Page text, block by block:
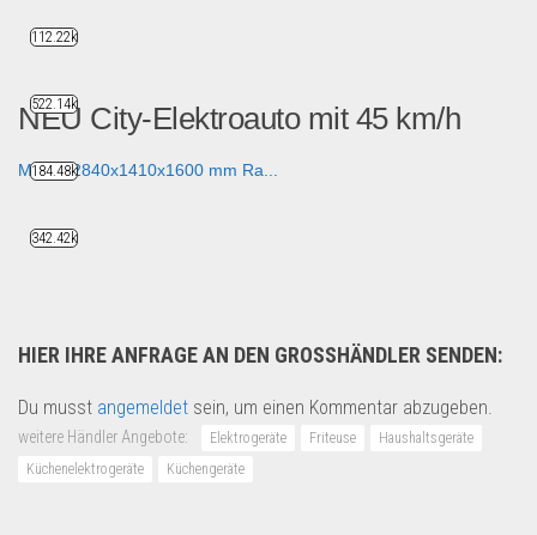
NEU City-Elektroauto mit 45 km/h
Maße: 2840x1410x1600 mm Ra...
HIER IHRE ANFRAGE AN DEN GROSSHÄNDLER SENDEN:
Du musst angemeldet sein, um einen Kommentar abzugeben.
weitere Händler Angebote: Elektrogeräte Friteuse
Haushaltsgeräte
Küchenelektrogeräte
Küchengeräte
112.22k
522.14k
184.48k
342.42k